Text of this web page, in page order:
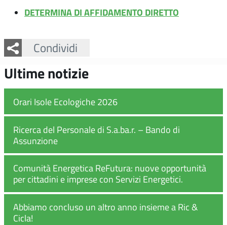
DETERMINA DI AFFIDAMENTO DIRETTO
Condividi
Facebook
Twitter
Whatsapp
Ultime notizie
Orari Isole Ecologiche 2026
Ricerca del Personale di S.a.ba.r. – Bando di
Assunzione
Comunità Energetica ReFutura: nuove opportunità
per cittadini e imprese con Servizi Energetici.
Abbiamo concluso un altro anno insieme a Ric &
Cicla!